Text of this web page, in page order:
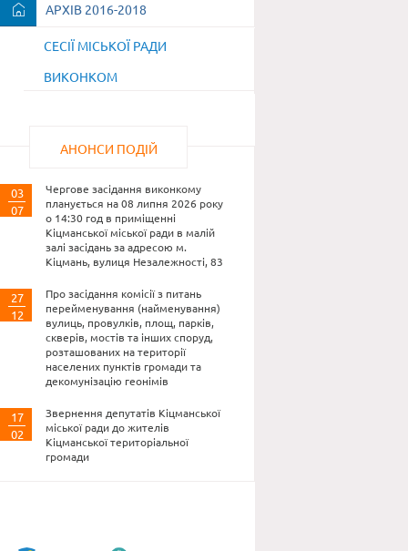
АРХІВ 2016-2018
СЕСІЇ МІСЬКОЇ РАДИ
ВИКОНКОМ
АНОНСИ ПОДІЙ
03
07
Чергове засідання виконкому
планується на 08 липня 2026 року
о 14:30 год в приміщенні
Кіцманської міської ради в малій
залі засідань за адресою м.
Кіцмань, вулиця Незалежності, 83
27
12
Про засідання комісії з питань
перейменування (найменування)
вулиць, провулків, площ, парків,
скверів, мостів та інших споруд,
розташованих на території
населених пунктів громади та
декомунізацію геонімів
17
02
Звернення депутатів Кіцманської
міської ради до жителів
Кіцманської територіальної
громади